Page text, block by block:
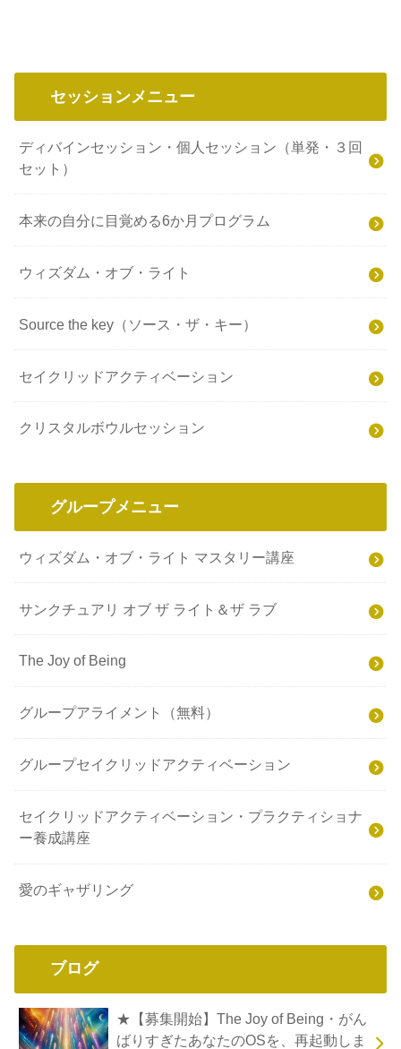
セッションメニュー
ディバインセッション・個人セッション（単発・３回
セット）
本来の自分に目覚める6か月プログラム
ウィズダム・オブ・ライト
Source the key（ソース・ザ・キー）
セイクリッドアクティベーション
クリスタルボウルセッション
グループメニュー
ウィズダム・オブ・ライト マスタリー講座
サンクチュアリ オブ ザ ライト＆ザ ラブ
The Joy of Being
グループアライメント（無料）
グループセイクリッドアクティベーション
セイクリッドアクティベーション・プラクティショナ
ー養成講座
愛のギャザリング
ブログ
★【募集開始】The Joy of Being・がん
ばりすぎたあなたのOSを、再起動しま